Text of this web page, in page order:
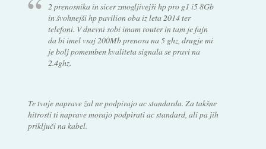
2 prenosnika in sicer zmogljivejši hp pro g1 i5 8Gb
in švohnejši hp pavilion oba iz leta 2014 ter
telefoni. V dnevni sobi imam router in tam je fajn
da bi imel vsaj 200Mb prenosa na 5 ghz, drugje mi
je bolj pomemben kvaliteta signala se pravi na
2.4ghz.
Te tvoje naprave žal ne podpirajo ac standarda. Za takšne
hitrosti ti naprave morajo podpirati ac standard, ali pa jih
priključi na kabel.